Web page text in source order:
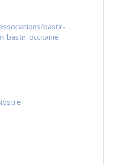
bastir-
bastir-occitanie